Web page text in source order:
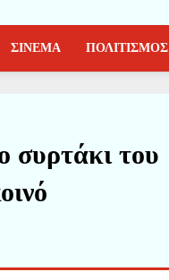
ΣΙΝΕΜΑ ΠΟΛΙΤΙΣΜΟΣ
του